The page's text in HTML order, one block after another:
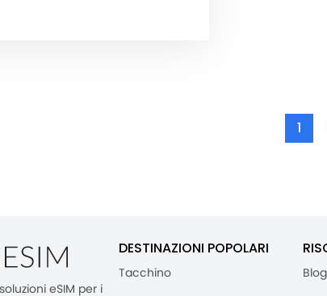
1
eSIM per i
DESTINAZIONI POPOLARI
Tacchino Blog